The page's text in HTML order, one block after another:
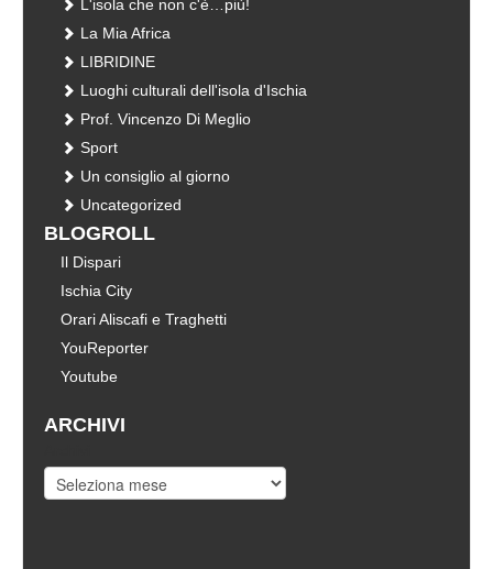
L'isola che non c'è…più!
La Mia Africa
LIBRIDINE
Luoghi culturali dell'isola d'Ischia
Prof. Vincenzo Di Meglio
Sport
Un consiglio al giorno
Uncategorized
BLOGROLL
Il Dispari
Ischia City
Orari Aliscafi e Traghetti
YouReporter
Youtube
ARCHIVI